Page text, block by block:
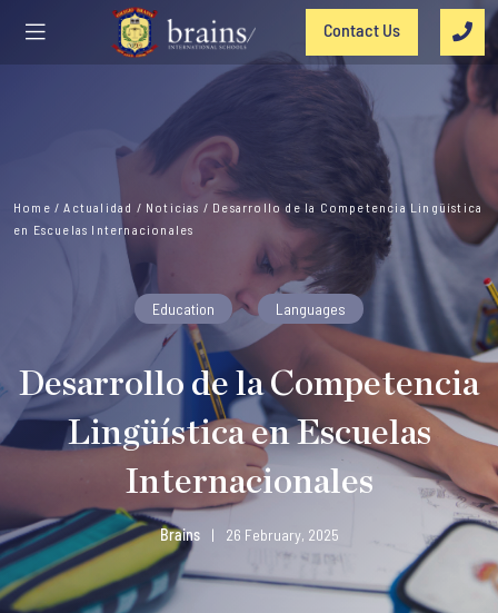
Contact Us
Home /Actualidad / Noticias / Desarrollo de la Competencia Lingüística
en Escuelas Internacionales
Education Languages
Desarrollo de la Competencia
Lingüística en Escuelas
Internacionales
Brains | 26 February, 2025